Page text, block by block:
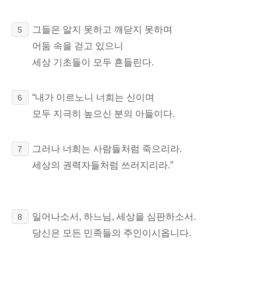
5
그들은 알지 못하고 깨닫지 못하며
어둠 속을 걷고 있으니
세상 기초들이 모두 흔들린다.
6
“내가 이르노니 너희는 신이며
모두 지극히 높으신 분의 아들이다.
7
그러나 너희는 사람들처럼 죽으리라.
세상의 권력자들처럼 쓰러지리라.”
8
일어나소서, 하느님, 세상을 심판하소서.
당신은 모든 민족들의 주인이시옵니다.